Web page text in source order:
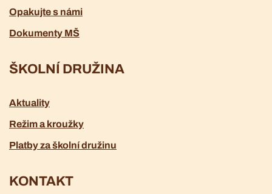
Opakujte s námi
Dokumenty MŠ
ŠKOLNÍ DRUŽINA
Aktuality
Režim a kroužky
Platby za školní družinu
KONTAKT